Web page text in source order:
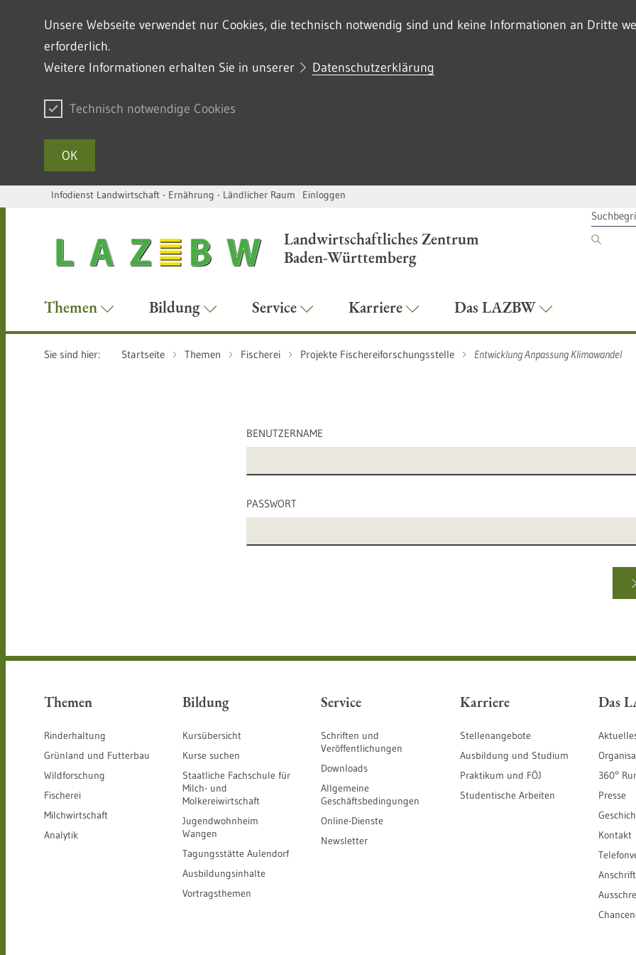
Unsere Webseite verwendet nur Cookies, die technisch notwendig sind und keine Informationen an Dritte
erforderlich.
Weitere Informationen erhalten Sie in unserer
Datenschutzerklärung
Technisch notwendige Cookies
OK
Zum Inhalt springen
Infodienst Landwirtschaft - Ernährung - Ländlicher Raum Einloggen
Landwirtschaftliches Zentrum
Baden-Württemberg
Themen Bildung Service Karriere Das LAZBW
Sie sind hier: Startseite Themen Fischerei Projekte Fischereiforschungsstelle Entwicklung Anpassung Klimawandel
BENUTZERNAME
PASSWORT
Themen
Rinderhaltung
Grünland und Futterbau
Wildforschung
Fischerei
Milchwirtschaft
Analytik
Bildung
Kursübersicht
Kurse suchen
Staatliche Fachschule für
Milch- und
Molkereiwirtschaft
Jugendwohnheim
Wangen
Tagungsstätte Aulendorf
Ausbildungsinhalte
Vortragsthemen
Service
Schriften und
Veröffentlichungen
Downloads
Allgemeine
Geschäftsbedingungen
Online-Dienste
Newsletter
Karriere
Stellenangebote
Ausbildung und Studium
Praktikum und FÖJ
Studentische Arbeiten
Das
360°
Presse
Kontakt